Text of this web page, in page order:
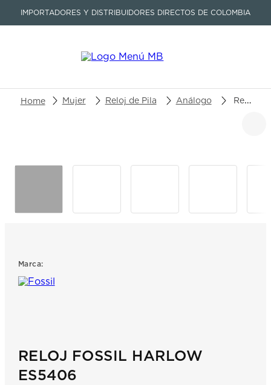
IMPORTADORES Y DISTRIBUIDORES DIRECTOS DE COLOMBIA
Buscar un producto o artículo
Mujer Reloj de Pila Análogo Reloj Fossil Harlow ES5406
Marca:
RELOJ FOSSIL HARLOW
ES5406
4.
integral